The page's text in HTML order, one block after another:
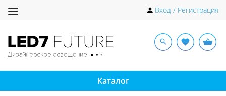
Toggle
Вход / Регистрация
Каталог